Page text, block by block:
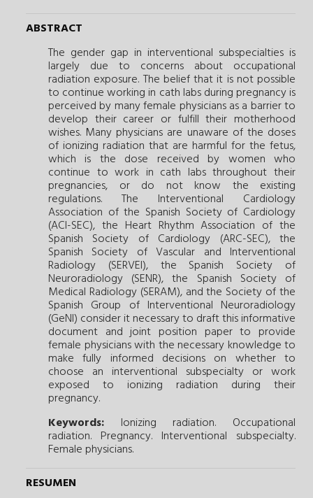
ABSTRACT
The gender gap in interventional subspecialties is
largely due to concerns about occupational
radiation exposure. The belief that it is not possible
to continue working in cath labs during pregnancy is
perceived by many female physicians as a barrier to
develop their career or fulfill their motherhood
wishes. Many physicians are unaware of the doses
of ionizing radiation that are harmful for the fetus,
which is the dose received by women who
continue to work in cath labs throughout their
pregnancies, or do not know the existing
regulations. The Interventional Cardiology
Association of the Spanish Society of Cardiology
(ACI-SEC), the Heart Rhythm Association of the
Spanish Society of Cardiology (ARC-SEC), the
Spanish Society of Vascular and Interventional
Radiology (SERVEI), the Spanish Society of
Neuroradiology (SENR), the Spanish Society of
Medical Radiology (SERAM), and the Society of the
Spanish Group of Interventional Neuroradiology
(GeNI) consider it necessary to draft this informative
document and joint position paper to provide
female physicians with the necessary knowledge to
make fully informed decisions on whether to
choose an interventional subspecialty or work
exposed to ionizing radiation during their
pregnancy.
Keywords: Ionizing radiation. Occupational
radiation. Pregnancy. Interventional subspecialty.
Female physicians.
RESUMEN